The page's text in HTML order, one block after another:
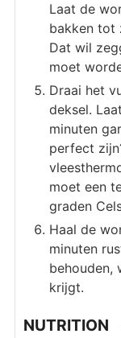
Laat de
bakken tot
Dat wil
moet
Draai het
deksel.
minuten
perfect
moet een
graden
Haal de
minuten
behouden,
krijgt.
NUTRITION